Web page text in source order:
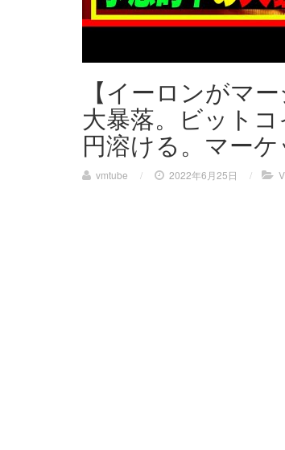
【イーロンがマ
大暴落。ビット
円溶ける。マーケ
vmtube / 2022年6月25日 /